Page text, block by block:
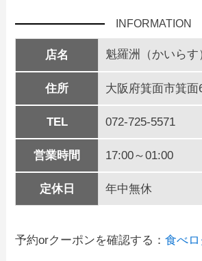
INFORMATION
店名 魁羅洲（かいらす
住所 大阪府箕面市箕面
TEL 072-725-5571
営業時間 17:00～01:00
定休日 年中無休
予約orクーポンを確認する：食べ